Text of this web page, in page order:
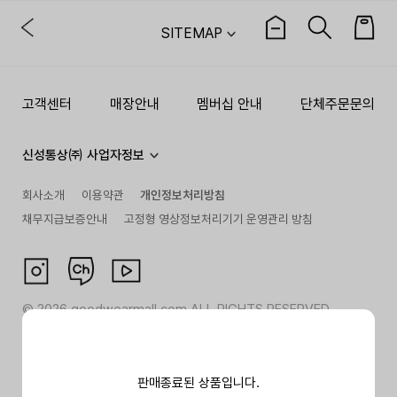
판매종료된 상품입니다.
SITEMAP
고객센터 매장안내 멤버십 안내 단체주문문의
신성통상㈜ 사업자정보
회사소개 이용약관
개인정보처리방침
채무지급보증안내
고정형 영상정보처리기기 운영관리 방침
©2026goodwearmall.com ALL RIGHTS RESERVED